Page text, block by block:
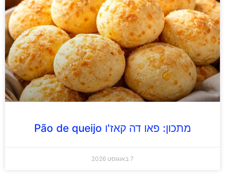
מתכון: פאו דה קאז'ו Pão de queijo
7 באוגוסט 2026